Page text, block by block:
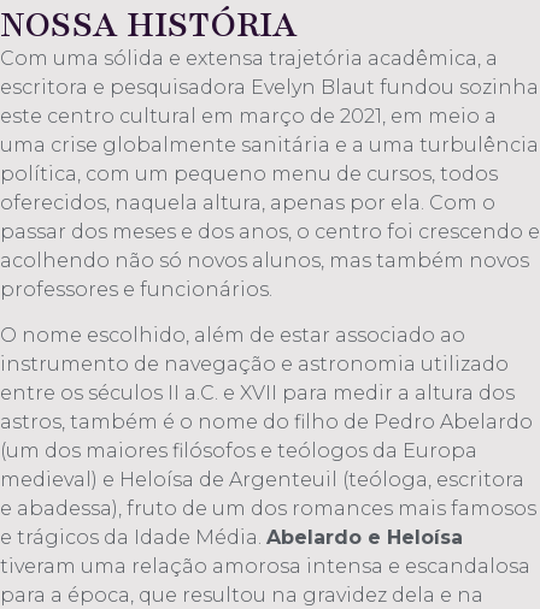
NOSSA HISTÓRIA
Com uma sólida e extensa trajetória acadêmica, a
escritora e pesquisadora Evelyn Blaut fundou sozinha
este centro cultural em março de 2021, em meio a
uma crise globalmente sanitária e a uma turbulência
política, com um pequeno menu de cursos, todos
oferecidos, naquela altura, apenas por ela. Com o
passar dos meses e dos anos, o centro foi crescendo e
acolhendo não só novos alunos, mas também novos
professores e funcionários.
O nome escolhido, além de estar associado ao
instrumento de navegação e astronomia utilizado
entre os séculos II a.C. e XVII para medir a altura dos
astros, também é o nome do filho de Pedro Abelardo
(um dos maiores filósofos e teólogos da Europa
medieval) e Heloísa de Argenteuil (teóloga, escritora
e abadessa), fruto de um dos romances mais famosos
e trágicos da Idade Média. Abelardo e Heloísa
tiveram uma relação amorosa intensa e escandalosa
para a época, que resultou na gravidez dela e na